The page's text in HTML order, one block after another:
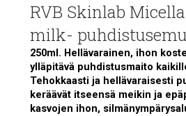
RVB Skinlab
milk-
250ml. Hellävarainen, ihon
ylläpitävä puhdistusmaito
Tehokkaasti ja hellävaraisesti
keräävät itseensä meikin ja
kasvojen ihon,